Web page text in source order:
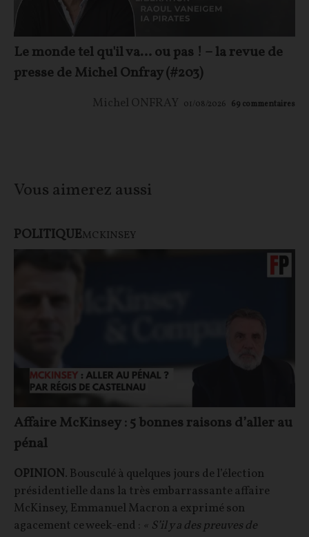
Le monde tel qu'il va… ou pas ! – la revue de
presse de Michel Onfray (#203)
Michel ONFRAY 01/08/2026 69 commentaires
Vous aimerez aussi
POLITIQUEMCKINSEY
Affaire McKinsey : 5 bonnes raisons d’aller au
pénal
OPINION. Bousculé à quelques jours de l’élection
présidentielle dans la très embarrassante affaire
McKinsey, Emmanuel Macron a exprimé son
agacement ce week-end : « S’il y a des preuves de